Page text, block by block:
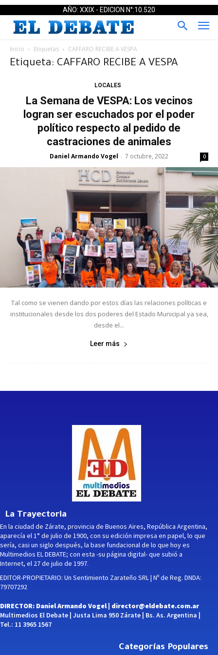
AÑO: XXIX - EDICION N°:10.520
Inicio Etiquetas CAFFARO RECIBE A VESPA
Etiqueta: CAFFARO RECIBE A VESPA
LOCALES
La Semana de VESPA: Los vecinos
logran ser escuchados por el poder
político respecto al pedido de
castraciones de animales
Daniel Armando Vogel - 7 octubre, 2022 0
Tal como se vienen dando por estos días las relaciones políticas e
institucionales desde los dos poderes del Estado Municipal ya sea,
desde el...
Leer más
La Trayectoria
En la ciudad de Zárate, provincia de Buenos Aires, República Argentina,
aparecía el 1° de julio de 1900, con su edición impresa en papel, lo que
sería, casi un siglo después, la base fundacional de lo que hoy es
Multimedios EL DEBATE; con esta -su página digital- que subió a
Internet, el 27 de julio de 1997.
EDITOR-PROPIETARIO: Un Sentimiento Zarateño SRL | Nº de Reg. DNDA:
79707292
DIRECTOR: Daniel Armando Vogel | director@eldebate.com.ar
Multimedios El Debate | Justa Lima 950 Zárate | Bs. As. Argentina |
Tel.: 11 3965 1567
Categorías Populares